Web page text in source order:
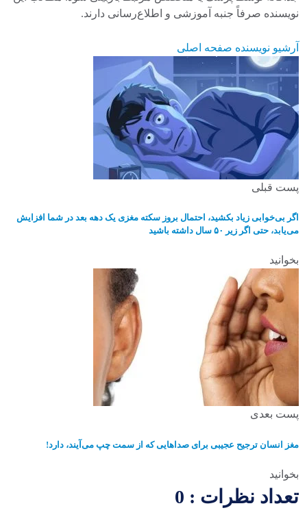
نویسنده صرفاً جنبه آموزشی و اطلاع‌رسانی دارند.
آرشیو نویسنده صفحه اصلی
پست قبلی
اگر بی‌خوابی زیاد بکشید، احتمال بروز سکته مغزی یک دهه بعد در شما افزایش
می‌یابد، حتی اگر زیر ۵۰ سال داشته باشید
بخوانید
پست بعدی
مغز انسان ترجیح عجیبی برای صدا‌هایی که از سمت چپ می‌آیند، دارد!
بخوانید
تعداد نظرات : 0